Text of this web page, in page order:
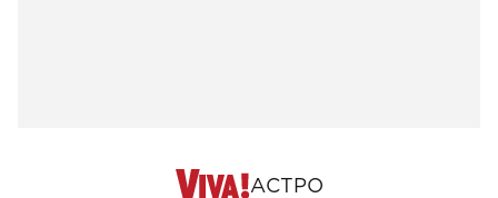
АСТРО